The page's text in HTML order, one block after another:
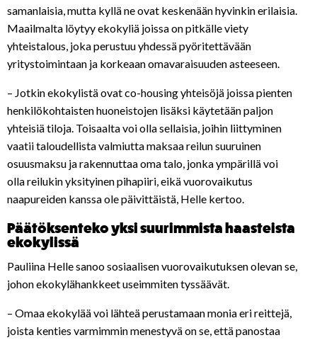
samanlaisia, mutta kyllä ne ovat keskenään hyvinkin erilaisia.
Maailmalta löytyy ekokyliä joissa on pitkälle viety
yhteistalous, joka perustuu yhdessä pyöritettävään
yritystoimintaan ja korkeaan omavaraisuuden asteeseen.
– Jotkin ekokylistä ovat co-housing yhteisöjä joissa pienten
henkilökohtaisten huoneistojen lisäksi käytetään paljon
yhteisiä tiloja. Toisaalta voi olla sellaisia, joihin liittyminen
vaatii taloudellista valmiutta maksaa reilun suuruinen
osuusmaksu ja rakennuttaa oma talo, jonka ympärillä voi
olla reilukin yksityinen pihapiiri, eikä vuorovaikutus
naapureiden kanssa ole päivittäistä, Helle kertoo.
Päätöksenteko yksi suurimmista haasteista
ekokylissä
Pauliina Helle sanoo sosiaalisen vuorovaikutuksen olevan se,
johon ekokylähankkeet useimmiten tyssäävät.
– Omaa ekokylää voi lähteä perustamaan monia eri reittejä,
joista kenties varmimmin menestyvä on se, että panostaa